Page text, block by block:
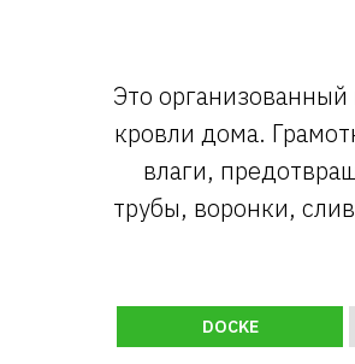
Это
кровли дома.
влаги,
трубы, воронки,
DOCKE